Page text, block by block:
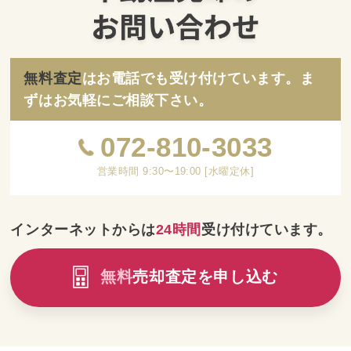
無料査定はお電話でも受け付けています。ま
ずはお気軽にご相談下さい。
072-810-3033
営業時間 9:30〜19:00 [水曜定休]
インターネットからは24時間 受け付けています。
無料売却査定を申し込む